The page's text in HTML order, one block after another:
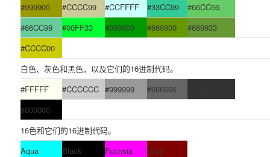
#999900
#CCCC99 #CCFFFF #33CC99
#66CC66
#66CC99
#00FF33 #009900 #669900
#669933
#CCCC00
白色、灰色和黑色，以及它们的16进制代码。
#FFFFF
#CCCCCC #999999 #666666
#000000
16色和它们的16进制代码。
Aqua
Black Fuchsia
Gray